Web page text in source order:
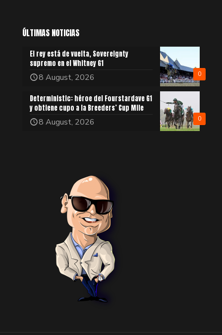
ÚLTIMAS NOTICIAS
0
El rey está de vuelta, Sovereignty
supremo en el Whitney G1
8 August, 2026
0
Deterministic: héroe del Fourstardave G1
y obtiene cupo a la Breeders’ Cup Mile
8 August, 2026